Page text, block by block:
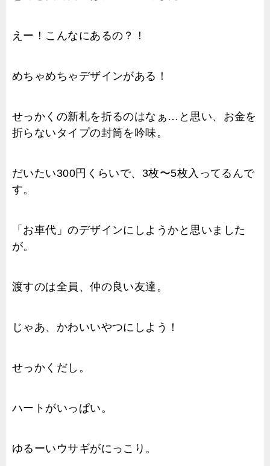
えー！こんなにあるの？！
めちゃめちゃデザインがある！
せっかくの新札を折るのはなぁ…と思い、お金を
折らないタイプの封筒を吟味。
だいたい300円くらいで、3枚〜5枚入ってるんで
す。
「お車代」のデザインにしようかと思いました
が。
渡すのは全員、仲の良い友達。
じゃあ、かわいいやつにしよう！
せっかくだし。
ハートがいっぱい。
ゆるーいウサギがにっこり。